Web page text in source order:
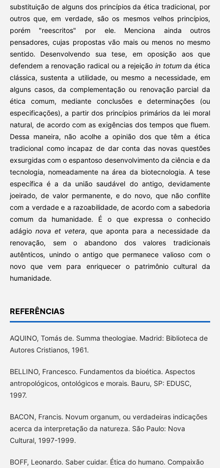
substituição de alguns dos princípios da ética tradicional, por
outros que, em verdade, são os mesmos velhos princípios,
porém "reescritos" por ele. Menciona ainda outros
pensadores, cujas propostas vão mais ou menos no mesmo
sentido. Desenvolvendo sua tese, em oposição aos que
defendem a renovação radical ou a rejeição in totumda ética
clássica, sustenta a utilidade, ou mesmo a necessidade, em
alguns casos, da complementação ou renovação parcial da
ética comum, mediante conclusões e determinações (ou
especificações), a partir dos princípios primários da lei moral
natural, de acordo com as exigências dos tempos que fluem.
Dessa maneira, não acolhe a opinião dos que têm a ética
tradicional como incapaz de dar conta das novas questões
exsurgidas com o espantoso desenvolvimento da ciência e da
tecnologia, nomeadamente na área da biotecnologia. A tese
específica é a da união saudável do antigo, devidamente
joeirado, de valor permanente, e do novo, que não conflite
com a verdade e a razoabilidade, de acordo com a sabedoria
comum da humanidade. É o que expressa o conhecido
adágio nova et vetera, que aponta para a necessidade da
renovação, sem o abandono dos valores tradicionais
autênticos, unindo o antigo que permanece valioso com o
novo que vem para enriquecer o patrimônio cultural da
humanidade.
REFERÊNCIAS
AQUINO, Tomás de. Summa theologiae. Madrid: Biblioteca de
Autores Cristianos, 1961.
BELLINO, Francesco. Fundamentos da bioética. Aspectos
antropológicos, ontológicos e morais. Bauru, SP: EDUSC,
1997.
BACON, Francis. Novum organum, ou verdadeiras indicações
acerca da interpretação da natureza. São Paulo: Nova
Cultural, 1997-1999.
BOFF, Leonardo. Saber cuidar. Ética do humano. Compaixão